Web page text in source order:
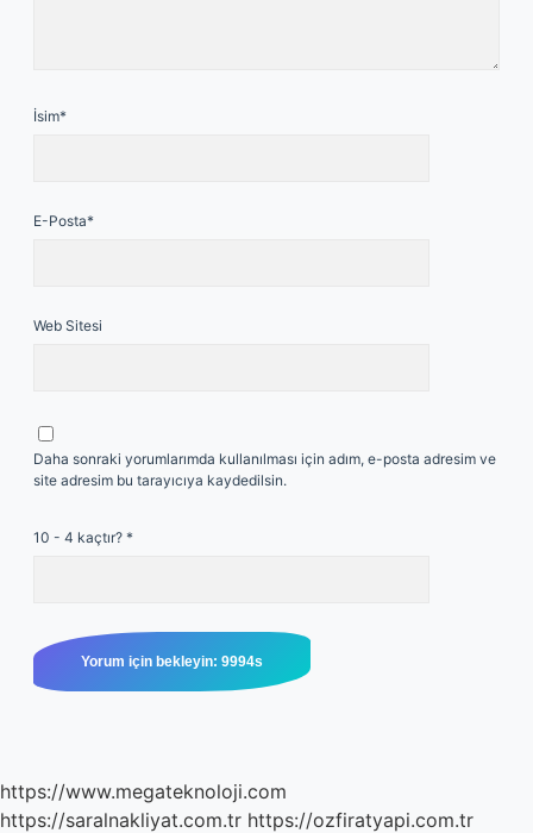
İsim*
E-Posta*
Web Sitesi
Daha sonraki yorumlarımda kullanılması için adım, e-posta adresim ve
site adresim bu tarayıcıya kaydedilsin.
10 - 4 kaçtır? *
https://www.megateknoloji.com
https://saralnakliyat.com.tr https://ozfiratyapi.com.tr